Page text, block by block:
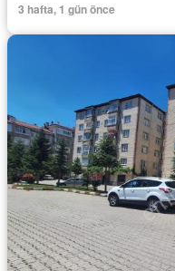
3 hafta, 1 gün önce